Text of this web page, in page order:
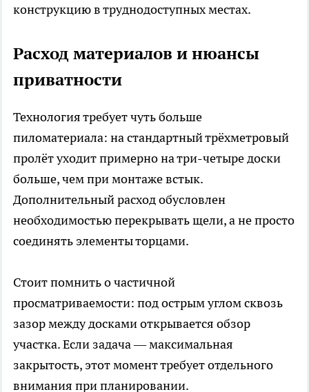
конструкцию в труднодоступных местах.
Расход материалов и нюансы
приватности
Технология требует чуть больше
пиломатериала: на стандартный трёхметровый
пролёт уходит примерно на три-четыре доски
больше, чем при монтаже встык.
Дополнительный расход обусловлен
необходимостью перекрывать щели, а не просто
соединять элементы торцами.
Стоит помнить о частичной
просматриваемости: под острым углом сквозь
зазор между досками открывается обзор
участка. Если задача — максимальная
закрытость, этот момент требует отдельного
внимания при планировании.